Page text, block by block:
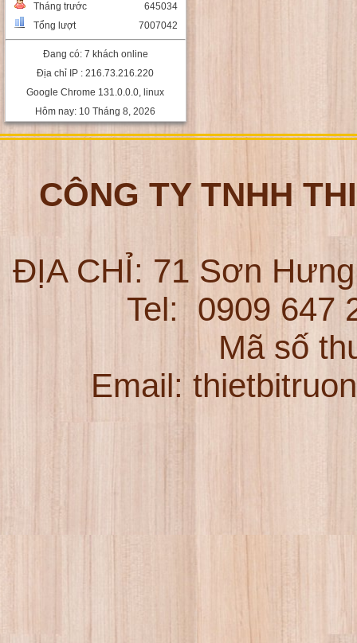
Tháng trước
645034
Tổng lượt
7007042
Đang có: 7 khách online
Địa chỉ IP : 216.73.216.220
Google Chrome 131.0.0.0, linux
Hôm nay: 10 Tháng 8, 2026
CÔNG TY TNHH
ĐỊA CHỈ: 71 Sơn
Tel: 0909
Mã số
Email: